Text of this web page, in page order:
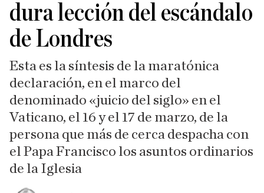
dura lección del escándalo
de Londres
Esta es la síntesis de la maratónica
declaración, en el marco del
denominado «juicio del siglo» en el
Vaticano, el 16 y el 17 de marzo, de la
persona que más de cerca despacha con
el Papa Francisco los asuntos ordinarios
de la Iglesia